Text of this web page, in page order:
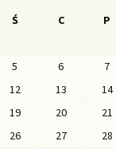
Ś C P
5 6 7
12 13 14
19 20 21
26 27 28